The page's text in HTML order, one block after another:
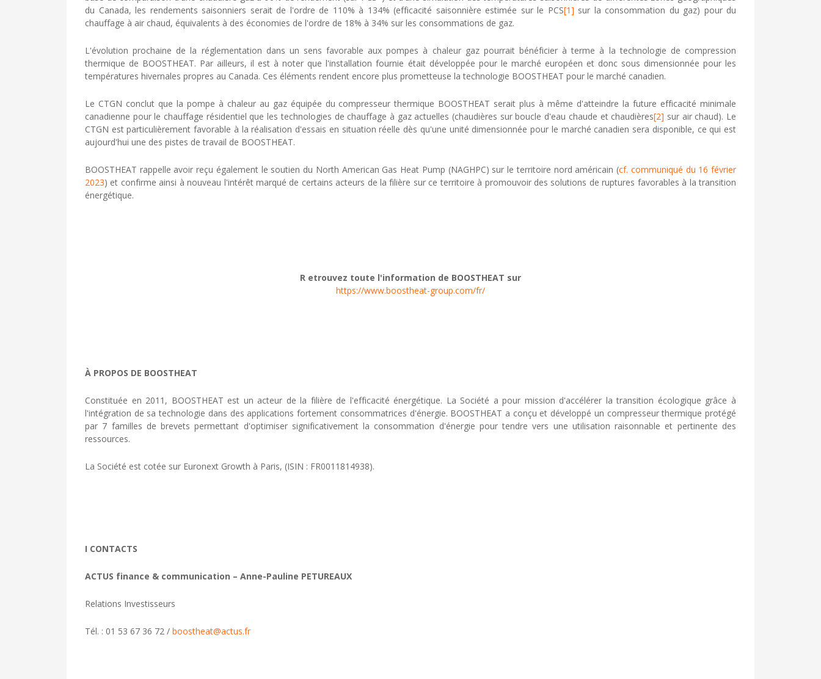
du Canada, les rendements saisonniers serait de l'ordre de 110% à 134% (efficacité saisonnière estimée sur le PCS[1] sur la consommation du gaz) pour du
chauffage à air chaud, équivalents à des économies de l'ordre de 18% à 34% sur les consommations de gaz.
L'évolution prochaine de la réglementation dans un sens favorable aux pompes à chaleur gaz pourrait bénéficier à terme à la technologie de compression
thermique de BOOSTHEAT. Par ailleurs, il est à noter que l'installation fournie était développée pour le marché européen et donc sous dimensionnée pour les
températures hivernales propres au Canada. Ces éléments rendent encore plus prometteuse la technologie BOOSTHEAT pour le marché canadien.
Le CTGN conclut que la pompe à chaleur au gaz équipée du compresseur thermique BOOSTHEAT serait plus à même d'atteindre la future efficacité minimale
canadienne pour le chauffage résidentiel que les technologies de chauffage à gaz actuelles (chaudières sur boucle d'eau chaude et chaudières[2] sur air chaud). Le
CTGN est particulièrement favorable à la réalisation d'essais en situation réelle dès qu'une unité dimensionnée pour le marché canadien sera disponible, ce qui est
aujourd'hui une des pistes de travail de BOOSTHEAT.
BOOSTHEAT rappelle avoir reçu également le soutien du North American Gas Heat Pump (NAGHPC) sur le territoire nord américain (cf. communiqué du 16 février
2023) et confirme ainsi à nouveau l'intérêt marqué de certains acteurs de la filière sur ce territoire à promouvoir des solutions de ruptures favorables à la transition
énergétique.
R etrouvez toute l'information de BOOSTHEAT sur
https://www.boostheat-group.com/fr/
À PROPOS DE BOOSTHEAT
Constituée en 2011, BOOSTHEAT est un acteur de la filière de l'efficacité énergétique. La Société a pour mission d'accélérer la transition écologique grâce à
l'intégration de sa technologie dans des applications fortement consommatrices d'énergie. BOOSTHEAT a conçu et développé un compresseur thermique protégé
par 7 familles de brevets permettant d'optimiser significativement la consommation d'énergie pour tendre vers une utilisation raisonnable et pertinente des
ressources.
La Société est cotée sur Euronext Growth à Paris, (ISIN : FR0011814938).
I CONTACTS
ACTUS finance & communication – Anne-Pauline PETUREAUX
Relations Investisseurs
Tél. : 01 53 67 36 72 / boostheat@actus.fr